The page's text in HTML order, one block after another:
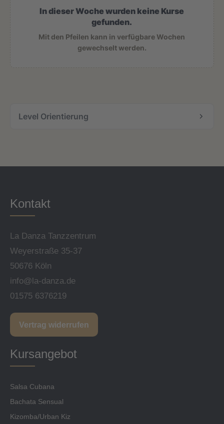
In dieser Woche wurden keine Kurse
gefunden.
Mit den Pfeilen kann in verfügbare Wochen
gewechselt werden.
Level Orientierung
Kontakt
La Danza Tanzzentrum
Weyerstraße 35-37
50676 Köln
info@la-danza.de
01575 6376219
Vertrag widerrufen
Kursangebot
Salsa Cubana
Bachata Sensual
Kizomba/Urban Kiz